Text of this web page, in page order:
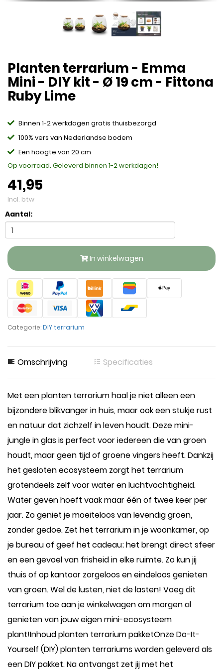
Planten terrarium - Emma
Mini - DIY kit - Ø 19 cm - Fittona
Ruby Lime
Binnen 1-2 werkdagen gratis thuisbezorgd
100% vers van Nederlandse bodem
Een hoogte van 20 cm
Op voorraad. Geleverd binnen 1-2 werkdagen!
41,95
Incl. btw
Aantal:
In winkelwagen
Categorie:DIY terrarium
Omschrijving Specificaties
Met een planten terrarium haal je niet alleen een
bijzondere blikvanger in huis, maar ook een stukje rust
en natuur dat zichzelf in leven houdt. Deze mini-
jungle in glas is perfect voor iedereen die van groen
houdt, maar geen tijd of groene vingers heeft. Dankzij
het gesloten ecosysteem zorgt het terrarium
grotendeels zelf voor water en luchtvochtigheid.
Water geven hoeft vaak maar één of twee keer per
jaar. Zo geniet je moeiteloos van levendig groen,
zonder gedoe. Zet het terrarium in je woonkamer, op
je bureau of geef het cadeau; het brengt direct sfeer
en een gevoel van frisheid in elke ruimte. Zo kun jij
thuis of op kantoor zorgeloos en eindeloos genieten
van groen. Wel de lusten, niet de lasten! Voeg dit
terrarium toe aan je winkelwagen om morgen al
genieten van jouw eigen mini-ecosysteem
plant!Inhoud planten terrarium pakketOnze Do-It-
Yourself (DIY) planten terrariums worden geleverd als
een DIY pakket. Na ontvangst zet jij met het